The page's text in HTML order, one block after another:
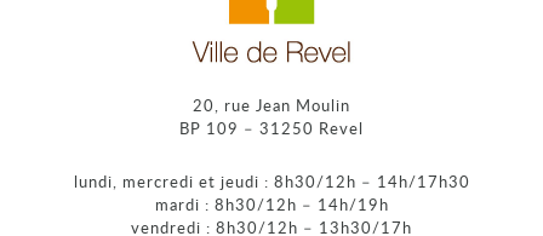
20, rue Jean Moulin
BP 109 – 31250 Revel
lundi, mercredi et jeudi : 8h30/12h – 14h/17h30
mardi : 8h30/12h – 14h/19h
vendredi : 8h30/12h – 13h30/17h